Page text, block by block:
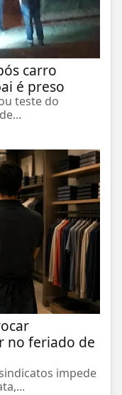
carro
é preso
teste do
no feriado de
impede